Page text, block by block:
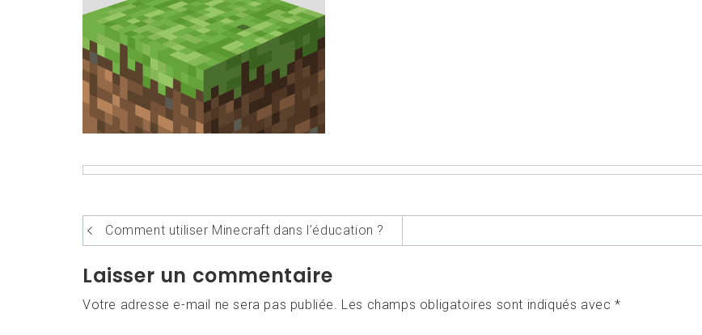
Navigation
de
l’article
Comment utiliser Minecraft dans l’éducation ?
Laisser un commentaire
Votre adresse e-mail ne sera pas publiée. Les champs obligatoires sont indiqués avec*